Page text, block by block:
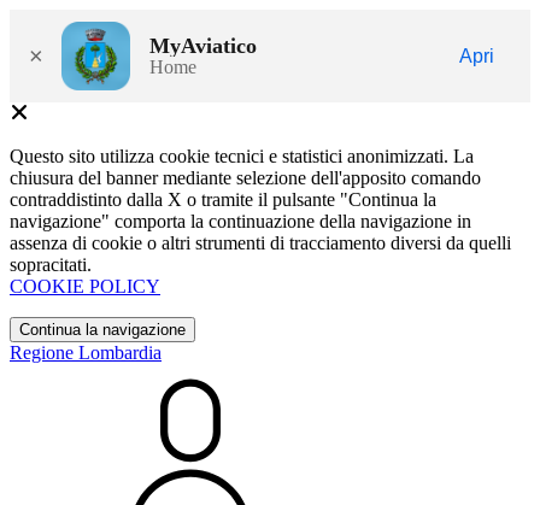
× MyAviatico
Home
Apri
Questo sito utilizza cookie tecnici e statistici anonimizzati. La
chiusura del banner mediante selezione dell'apposito comando
contraddistinto dalla X o tramite il pulsante "Continua la
navigazione" comporta la continuazione della navigazione in
assenza di cookie o altri strumenti di tracciamento diversi da quelli
sopracitati.
COOKIE POLICY
Continua la navigazione
Regione Lombardia